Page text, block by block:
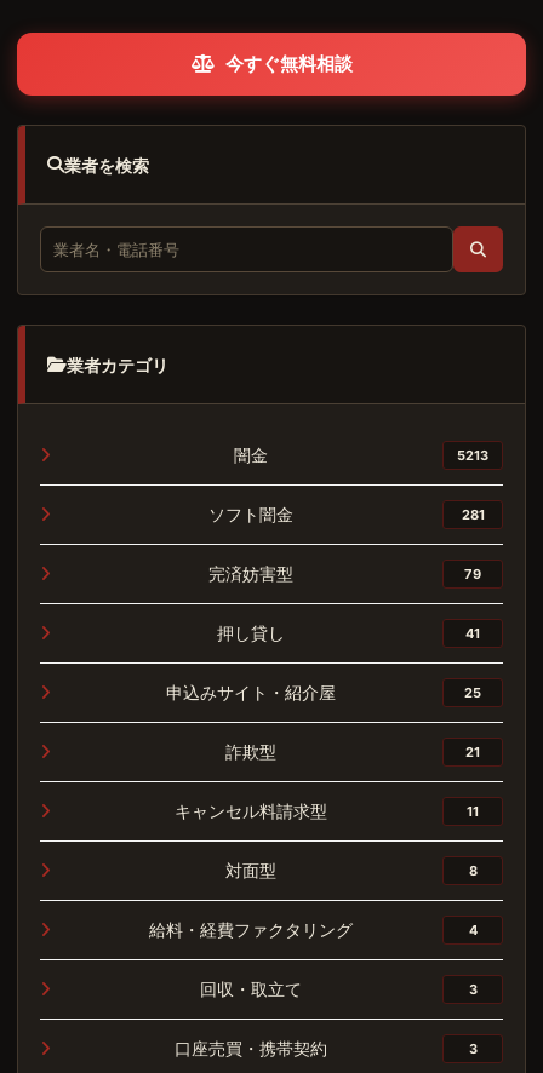
今すぐ無料相談
業者を検索
業者カテゴリ
闇金 5213
ソフト闇金 281
完済妨害型 79
押し貸し 41
申込みサイト・紹介屋 25
詐欺型 21
キャンセル料請求型 11
対面型 8
給料・経費ファクタリング 4
回収・取立て 3
口座売買・携帯契約 3